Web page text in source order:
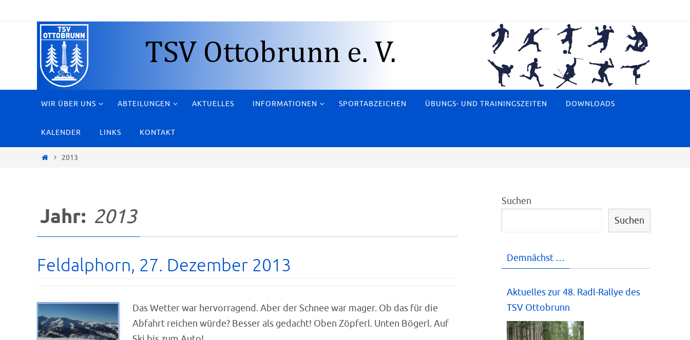
WIR ÜBER UNS ABTEILUNGEN AKTUELLES INFORMATIONEN SPORTABZEICHEN ÜBUNGS- UND TRAININGSZEITEN DOWNLOADS
KALENDER LINKS KONTAKT
Start2013
Jahr: 2013
Feldalphorn, 27. Dezember 2013
Das Wetter war hervorragend. Aber der Schnee war mager. Ob das für die
Abfahrt reichen würde? Besser als gedacht! Oben Zöpferl. Unten Bögerl. Auf
Suchen
Suchen
Demnächst …
Aktuelles zur 48. Radl-Rallye des
TSV Ottobrunn